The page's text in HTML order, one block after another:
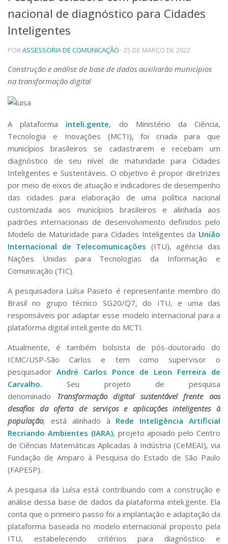
Telefones e Mapas
Pessoas
Ensino
Graduação
Educação a distância
Cursos de Extensão
Pesquisa e Inovação
Centros, Núcleos e Projetos em Rede
Pós-doutorado
Iniciação Científica
Transferência de Tecnologia
Empresas Juniores
Extensão à Comunidade
Projetos, Programas e Cursos
Artes, Cultura e Esportes
Museus e Espaços Interativos
Serviços
Bibliotecas
Apoio ao Estudante
Segurança, Trânsito e Prevenção
Outros serviços
Comunicação
Assessorias e Mídias
Aplicativos e Sites
Jornal da USP
Agenda de Eventos
Defesa de Teses
nacional de diagnóstico para Cidades
Inteligentes
PORASSESSORIA DE COMUNICAÇÃO · 25 DE MARÇO DE 2022
Construção e análise de base de dados auxiliarão municípios
na transformação digital
A plataforma inteli.gente, do Ministério da Ciência,
Tecnologia e Inovações (MCTI), foi criada para que
municípios brasileiros se cadastrarem e recebam um
diagnóstico de seu nível de maturidade para Cidades
Inteligentes e Sustentáveis. O objetivo é propor diretrizes
por meio de eixos de atuação e indicadores de desempenho
das cidades para elaboração de uma política nacional
customizada aos municípios brasileiros e alinhada aos
padrões internacionais de desenvolvimento definidos pelo
Modelo de Maturidade para Cidades Inteligentes da União
Internacional de Telecomunicações (ITU), agência das
Nações Unidas para Tecnologias da Informação e
Comunicação (TIC).
A pesquisadora Luísa Paseto é representante membro do
Brasil no grupo técnico SG20/Q7, do ITU, e uma das
responsáveis por adaptar esse modelo internacional para a
plataforma digital inteli.gente do MCTI.
Atualmente, é também bolsista de pós-doutorado do
ICMC/USP-São Carlos e tem como supervisor o
pesquisador André Carlos Ponce de Leon Ferreira de
Carvalho. Seu projeto de pesquisa
denominado Transformação digital sustentável frente aos
desafios da oferta de serviços e aplicações inteligentes à
população, está alinhado à Rede Inteligência Artificial
Recriando Ambientes (IARA), projeto apoiado pelo Centro
de Ciências Matemáticas Aplicadas à Indústria (CeMEAI), via
Fundação de Amparo à Pesquisa do Estado de São Paulo
(FAPESP).
A pesquisa da Luísa está contribuindo com a construção e
análise dessa base de dados da plataforma inteli.gente. Ela
conta que o primeiro passo foi a implantação e adaptação da
plataforma baseada no modelo internacional proposto pela
ITU, estabelecendo critérios para diagnóstico e